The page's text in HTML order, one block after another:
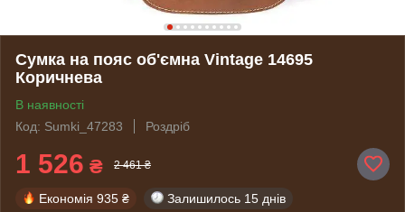
Сумка на пояс об'ємна Vintage 14695
Коричнева
В наявності
Код: Sumki_47283
Роздріб
1 526 ₴ 2 461 ₴
Економія 935 ₴ Залишилось 15 днів